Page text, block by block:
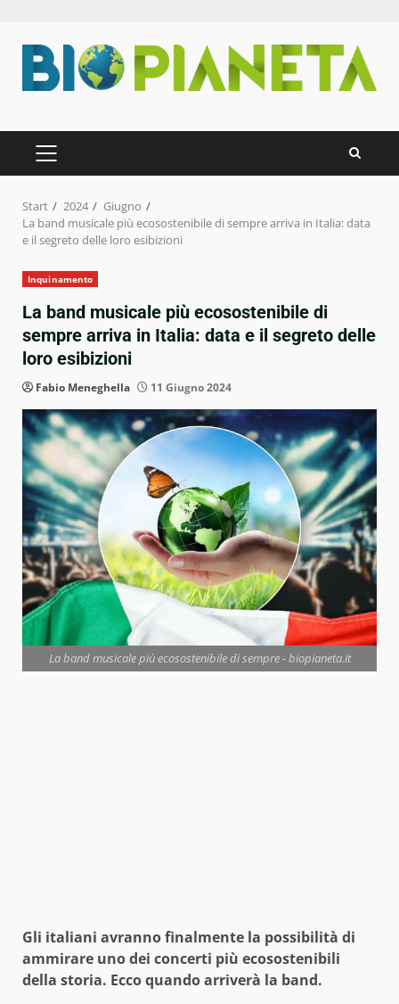
Inhalt
springen
PRIMÄRES
MENÜ
Start 2024
Giugno
La band musicale più ecosostenibile di sempre arriva in Italia: data
e il segreto delle loro esibizioni
Inquinamento
La band musicale più ecosostenibile di
sempre arriva in Italia: data e il segreto delle
loro esibizioni
Fabio Meneghella 11 Giugno 2024
La band musicale più ecosostenibile di sempre - biopianeta.it
Gli italiani avranno finalmente la possibilità di
ammirare uno dei concerti più ecosostenibili
della storia. Ecco quando arriverà la band.